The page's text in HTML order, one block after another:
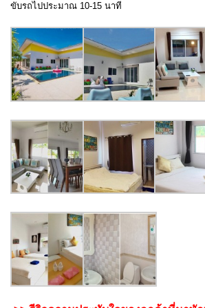
ขับรถไปประมาณ 10-15 นาที